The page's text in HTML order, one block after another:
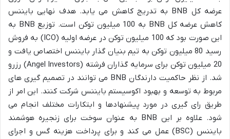
عرضه کل BNB به تدریج کاهش می یابد. هدف نهایی بایننس
کاهش عرضه کل BNB به 100 میلیون توکن است. توزیع BNB به
این صورت بود که 100 میلیون توکن در عرضه اولیه (ICO) به فروش
رسید 80 میلیون توکن به تیم بنیان گذار بایننس اختصاص یافت و
20 میلیون توکن برای سرمایه گذاران فرشته (Angel Investors) رزرو
شد. از نظر حاکمیت دارندگان BNB می توانند در تصمیم گیری های
مربوط به توسعه و بهبود اکوسیستم بایننس شرکت کنند. این امر از
طریق رای گیری در مورد پیشنهادها و ابتکارات مختلف انجام می
شود. علاوه بر این BNB به عنوان سوخت برای زنجیره هوشمند
بایننس (BSC) عمل می کند و برای پرداخت هزینه گس و اجرای